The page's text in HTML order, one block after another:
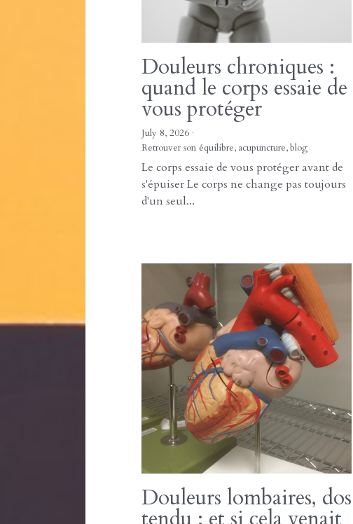
5 août 2026·
Retrouver son équilibre, Douleurs,
La capacité de récupération ne vient pas
de l'extérieur Notre corps possède
naturellement la...
Douleurs chroniques :
quand le corps essaie de
vous protéger
8 juillet 2026·
Retrouver son équilibre,acupuncture, blog
Le corps essaie de vous protéger avant de
s'épuiser Le corps ne change pas toujours
d'un seul...